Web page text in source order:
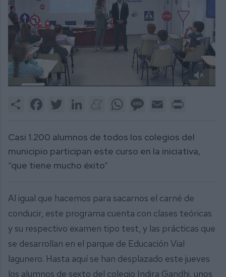
2
Share FacebookTwitter LinkedInMeneameWhatsAppMessage
Email
Casi 1.200 alumnos de todos los colegios del
municipio participan este curso en la iniciativa,
“que tiene mucho éxito”
Al igual que hacemos para sacarnos el carné de
conducir, este programa cuenta con clases teóricas
y su respectivo examen tipo test, y las prácticas que
se desarrollan en el parque de Educación Vial
lagunero. Hasta aquí se han desplazado este jueves
los alumnos de sexto del colegio Indira Gandhi, unos